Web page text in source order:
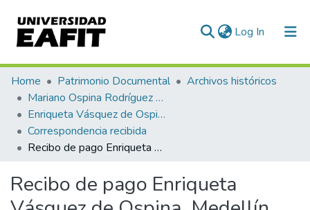
Log In (current)
Communities & Collections
All of DSpace
Statistics
Home Patrimonio Documental
Archivos históricos
Mariano Ospina Rodríguez (1826 -1912)
Enriqueta Vásquez de Ospina
Correspondencia recibida
Recibo de pago Enriqueta Vásquez de Ospina, Medellín
Recibo de pago Enriqueta